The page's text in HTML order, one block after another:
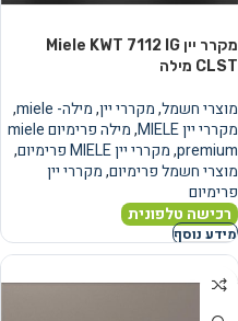
מקרר יין Miele KWT 7112 IG
CLST מילה
מוצרי חשמל,מקררי יין,מילה- miele
,
מקררי יין MIELE
,
מילה פרימיום miele
premium
,מקררי יין MIELE פרימיום
,
מוצרי חשמל פרימיום,מקררי יין
פרימיום
רכישה טלפונית
מידע נוסף